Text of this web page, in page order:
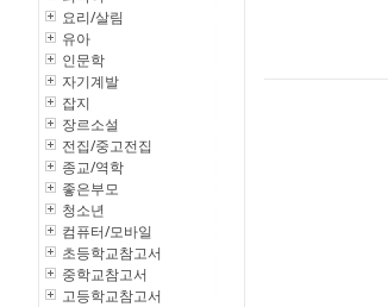
요리/살림
유아
인문학
자기계발
잡지
장르소설
전집/중고전집
종교/역학
좋은부모
청소년
컴퓨터/모바일
초등학교참고서
중학교참고서
고등학교참고서